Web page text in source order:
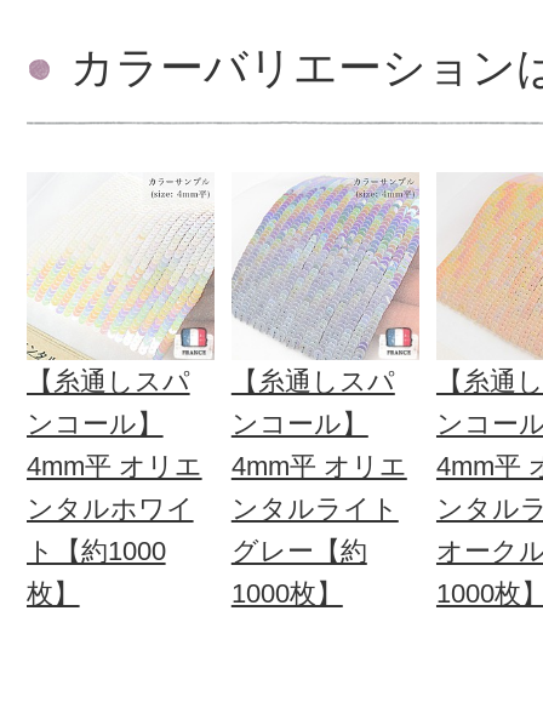
カラーバリエーション
【糸通しスパ
ンコール】
4mm平 オリエ
ンタルホワイ
ト【約1000
枚】
【糸通しスパ
ンコール】
4mm平 オリエ
ンタルライト
グレー【約
1000枚】
【糸通
ンコー
4mm平
ンタル
オーク
1000枚